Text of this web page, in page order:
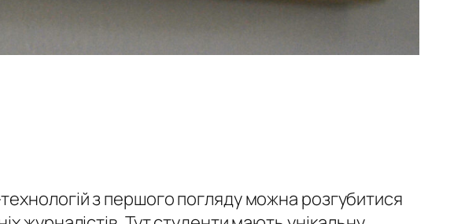
з першого погляду можна розгубитися